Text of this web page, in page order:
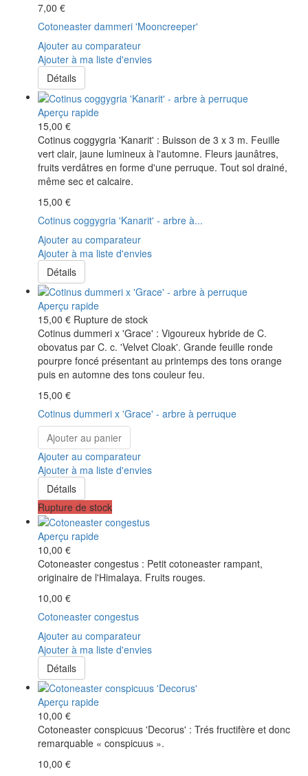
7,00 €
Cotoneaster dammeri 'Mooncreeper'
Ajouter au comparateur
Ajouter à ma liste d'envies
Détails
Aperçu rapide
15,00 €
Cotinus coggygria 'Kanarit' : Buisson de 3 x 3 m. Feuille
vert clair, jaune lumineux à l'automne. Fleurs jaunâtres,
fruits verdâtres en forme d'une perruque. Tout sol drainé,
même sec et calcaire.
15,00 €
Cotinus coggygria 'Kanarit' - arbre à...
Ajouter au comparateur
Ajouter à ma liste d'envies
Détails
Aperçu rapide
15,00 € Rupture de stock
Cotinus dummeri x 'Grace' : Vigoureux hybride de C.
obovatus par C. c. 'Velvet Cloak'. Grande feuille ronde
pourpre foncé présentant au printemps des tons orange
puis en automne des tons couleur feu.
15,00 €
Cotinus dummeri x 'Grace' - arbre à perruque
Ajouter au panier
Ajouter au comparateur
Ajouter à ma liste d'envies
Détails
Rupture de stock
Aperçu rapide
10,00 €
Cotoneaster congestus : Petit cotoneaster rampant,
originaire de l'Himalaya. Fruits rouges.
10,00 €
Cotoneaster congestus
Ajouter au comparateur
Ajouter à ma liste d'envies
Détails
Aperçu rapide
10,00 €
Cotoneaster conspicuus 'Decorus' : Trés fructifère et donc
remarquable « conspicuus ».
10,00 €